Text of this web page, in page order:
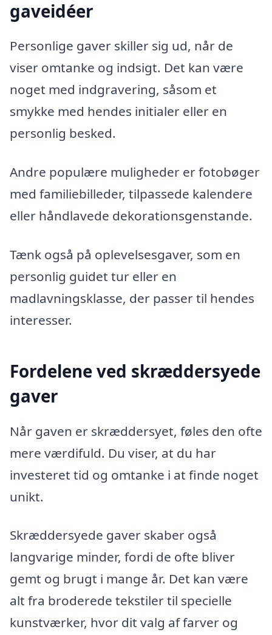
gaveidéer
Personlige gaver skiller sig ud, når de
viser omtanke og indsigt. Det kan være
noget med indgravering, såsom et
smykke med hendes initialer eller en
personlig besked.
Andre populære muligheder er fotobøger
med familiebilleder, tilpassede kalendere
eller håndlavede dekorationsgenstande.
Tænk også på oplevelsesgaver, som en
personlig guidet tur eller en
madlavningsklasse, der passer til hendes
interesser.
Fordelene ved skræddersyede
gaver
Når gaven er skræddersyet, føles den ofte
mere værdifuld. Du viser, at du har
investeret tid og omtanke i at finde noget
unikt.
Skræddersyede gaver skaber også
langvarige minder, fordi de ofte bliver
gemt og brugt i mange år. Det kan være
alt fra broderede tekstiler til specielle
kunstværker, hvor dit valg af farver og